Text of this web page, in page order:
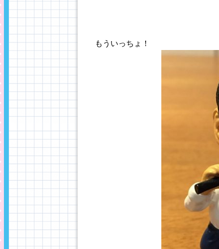
もういっちょ！